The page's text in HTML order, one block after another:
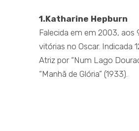
1.Katharine Hepburn
Falecida em em 2003, aos
vitórias no Oscar. Indicada
Atriz por “Num Lago
“Manhã de Glória” (1933).